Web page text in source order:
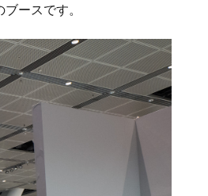
ースです。